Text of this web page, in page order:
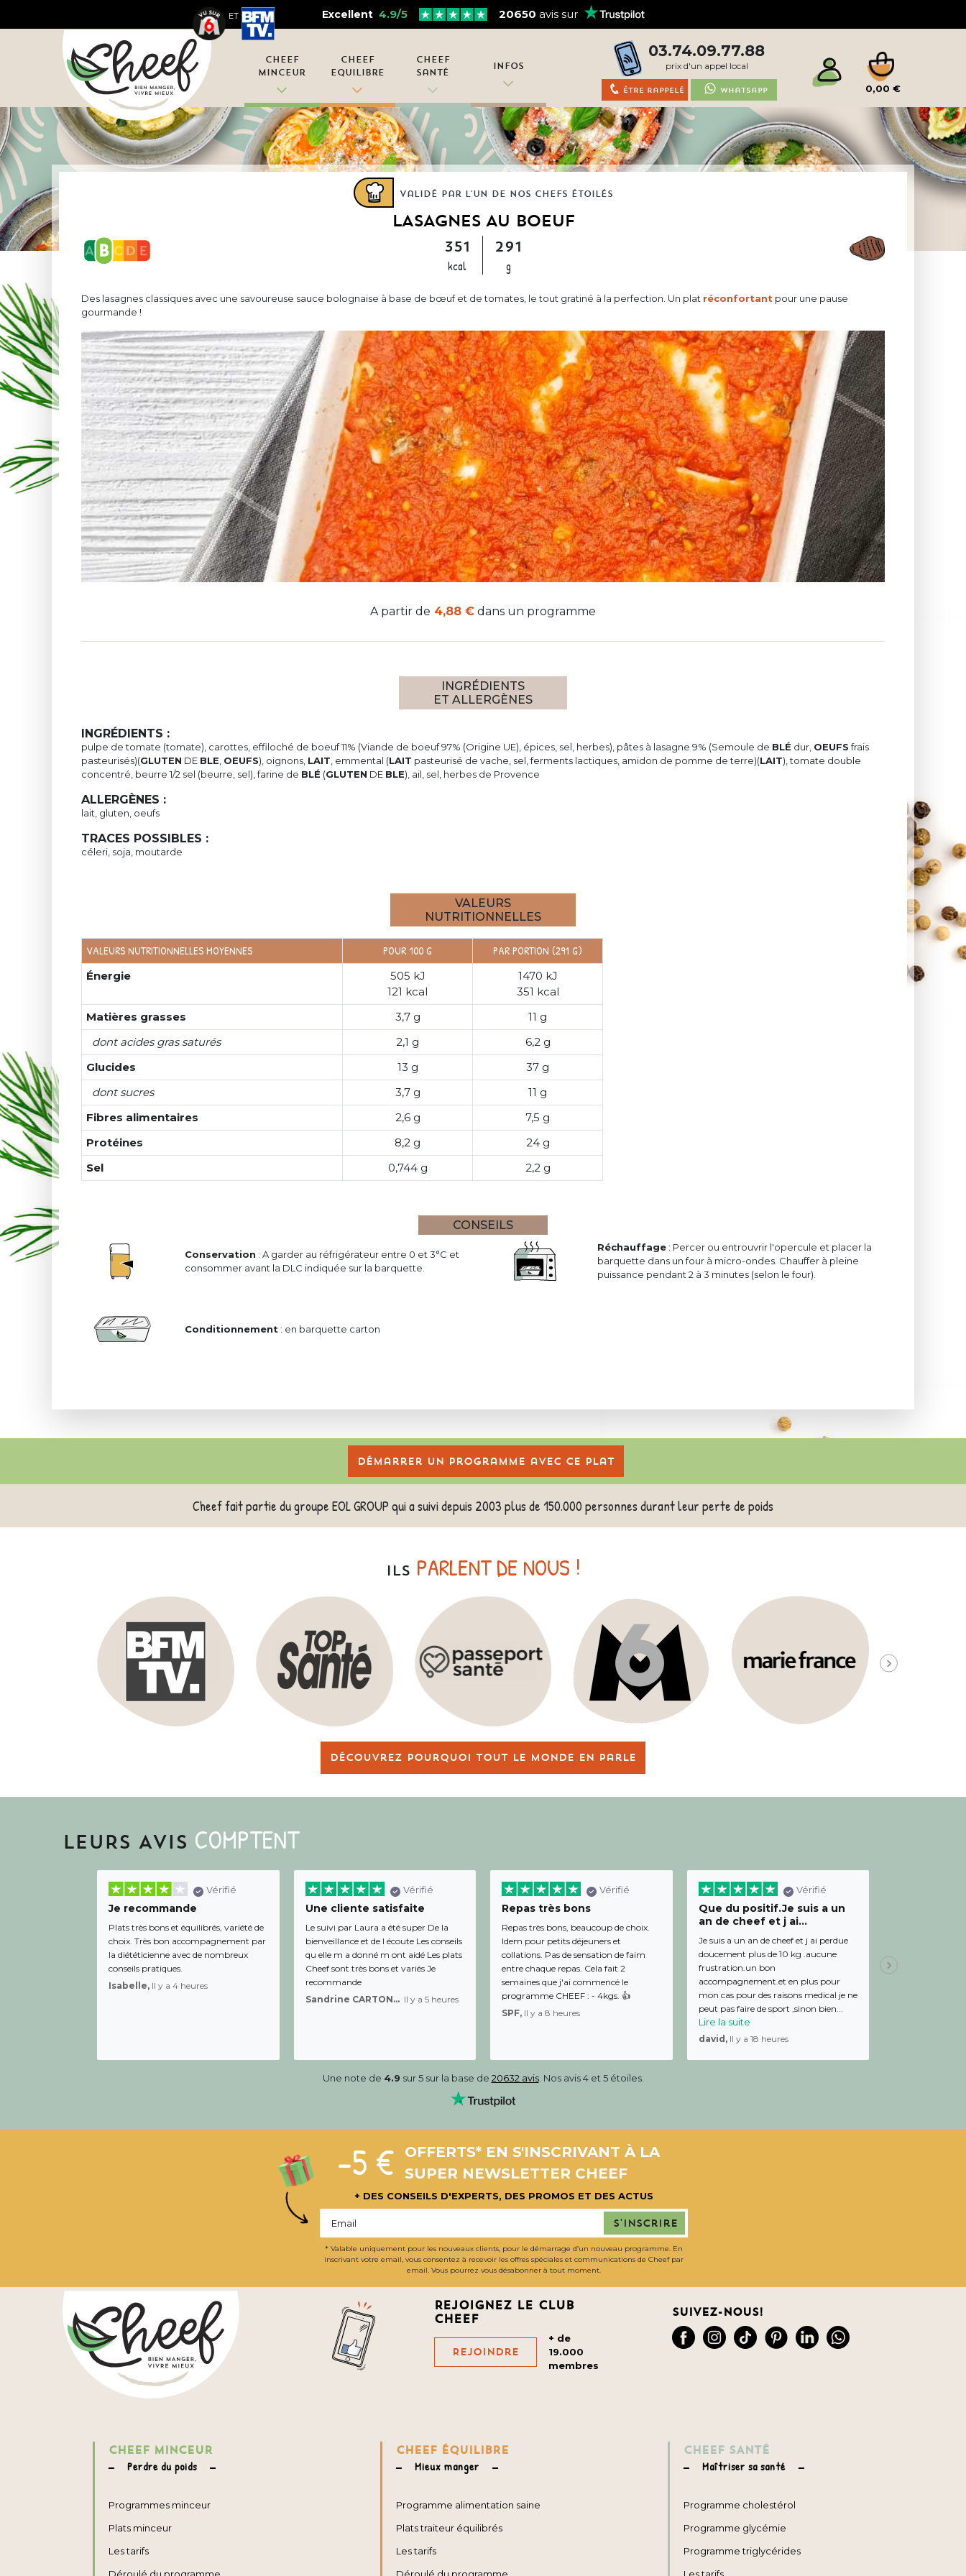
ET Excellent 4.9/5 20650 avis sur
Cheef
Minceur
Cheef
Equilibre
Cheef
Santé
Infos
03.74.09.77.88
prix d'un appel local
Être rappelé Whatsapp 0,00 €
Validé par l'un de nos chefs étoilés
LASAGNES AU BOEUF
351
kcal
291
g
Des lasagnes classiques avec une savoureuse sauce bolognaise à base de bœuf et de tomates, le tout gratiné à la perfection. Un plat réconfortant pour une pause
gourmande !
A partir de 4,88 € dans un programme
INGRÉDIENTS
ET ALLERGÈNES
INGRÉDIENTS :
pulpe de tomate (tomate), carottes, effiloché de boeuf 11% (Viande de boeuf 97% (Origine UE), épices, sel, herbes), pâtes à lasagne 9% (Semoule de BLÉ dur, OEUFSfrais
pasteurisés)(GLUTEN DE BLE OEUFS), oignons, LAIT , emmental (LAIT pasteurisé de vache, sel, ferments lactiques, amidon de pomme de terre)(LAIT), tomate double
concentré, beurre 1/2 sel (beurre, sel), farine de BLÉ (GLUTEN DE BLE), ail, sel, herbes de Provence
ALLERGÈNES :
lait, gluten, oeufs
TRACES POSSIBLES :
céleri, soja, moutarde
VALEURS
NUTRITIONNELLES
VALEURS NUTRITIONNELLES MOYENNES POUR 100 G PAR PORTION (291 G)
Énergie
505 kJ
121 kcal
1470 kJ
351 kcal
Matières grasses
3,7 g
11 g
dont acides gras saturés
2,1 g
6,2 g
Glucides
13 g
37 g
dont sucres
3,7 g
11 g
Fibres alimentaires
2,6 g
7,5 g
Protéines
8,2 g
24 g
Sel
0,744 g 2,2 g
CONSEILS
Conservation : A garder au réfrigérateur entre 0 et 3°C et
consommer avant la DLC indiquée sur la barquette.
Réchauffage: Percer ou entrouvrir l'opercule et placer la
barquette dans un four à micro-ondes. Chauffer à pleine
puissance pendant 2 à 3 minutes (selon le four).
Conditionnement : en barquette carton
Démarrer un programme avec ce plat
Cheef fait partie du groupe EOL GROUP qui a suivi depuis 2003 plus de 150.000 personnes durant leur perte de poids
ILS PARLENT DE NOUS !
Découvrez pourquoi tout le monde en parle
LEURS AVIS COMPTENT
Vérifié
Je recommande
Plats très bons et équilibrés, variété de
choix. Très bon accompagnement par
la diététicienne avec de nombreux
conseils pratiques.
Isabelle, Il y a 4 heures
Vérifié
Une cliente satisfaite
Le suivi par Laura a été super De la
bienveillance et de l écoute Les conseils
qu elle m a donné m ont aidé Les plats
Cheef sont très bons et variés Je
recommande
Sandrine CARTON-BRACQ, Il y a 5 heures
Vérifié
Repas très bons
Repas très bons, beaucoup de choix.
Idem pour petits déjeuners et
collations. Pas de sensation de faim
entre chaque repas. Cela fait 2
semaines que j'ai commencé le
programme CHEEF : - 4kgs. 👍
SPF, Il y a 8 heures
Vérifié
Que du positif.Je suis a un
an de cheef et j ai...
Je suis a un an de cheef et j ai perdue
doucement plus de 10 kg .aucune
frustration.un bon
accompagnement.et en plus pour
mon cas pour des raisons medical je ne
peut pas faire de sport ,sinon bien...
Lire la suite
david, Il y a 18 heures
Julien,
Une note de 4.9 sur 5 sur la base de 20632 avis. Nos avis 4 et 5 étoiles.
-5 €
OFFERTS* EN S'INSCRIVANT À LA
SUPER NEWSLETTER CHEEF
+ DES CONSEILS D'EXPERTS, DES PROMOS ET DES ACTUS
S'inscrire
* Valable uniquement pour les nouveaux clients, pour le démarrage d’un nouveau programme. En
inscrivant votre email, vous consentez à recevoir les offres spéciales et communications de Cheef par
email. Vous pourrez vous désabonner à tout moment.
Rejoignez le club
cheef
Rejoindre
+ de
19.000
membres
Suivez-nous!
CHEEF MINCEUR
Perdre du poids
Programmes minceur
Plats minceur
Les tarifs
CHEEF ÉQUILIBRE
Mieux manger
Programme alimentation saine
Plats traiteur équilibrés
Les tarifs
CHEEF SANTÉ
Maîtriser sa santé
Programme cholestérol
Programme glycémie
Programme triglycérides